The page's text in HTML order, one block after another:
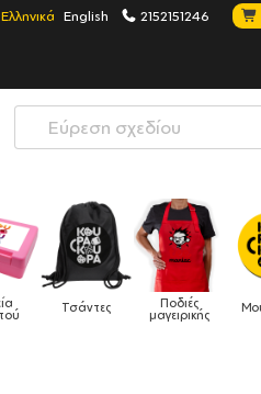
Ελληνικά English 2152151246
μαγειρικής Mousepad Μαξιλάρια
καναπέ